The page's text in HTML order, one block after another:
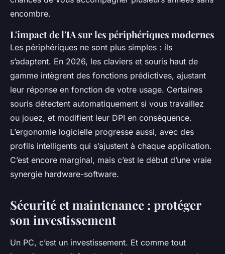
encombre.
L'impact de l'IA sur les périphériques modernes
Les périphériques ne sont plus simples : ils
s’adaptent. En 2026, les claviers et souris haut de
gamme intègrent des fonctions prédictives, ajustant
leur réponse en fonction de votre usage. Certaines
souris détectent automatiquement si vous travaillez
ou jouez, et modifient leur DPI en conséquence.
L’ergonomie logicielle progresse aussi, avec des
profils intelligents qui s’ajustent à chaque application.
C’est encore marginal, mais c’est le début d’une vraie
synergie hardware-software.
Sécurité et maintenance : protéger
son investissement
Un PC, c’est un investissement. Et comme tout